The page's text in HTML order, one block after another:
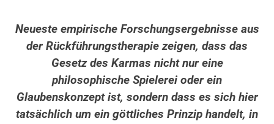
Neueste empirische Forschungsergebnisse aus
der Rückführungstherapie zeigen, dass das
Gesetz des Karmas nicht nur eine
philosophische Spielerei oder ein
Glaubenskonzept ist, sondern dass es sich hier
tatsächlich um ein göttliches Prinzip handelt, in